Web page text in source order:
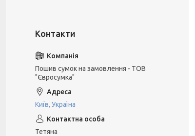
Пошив сумок на замовлення - ТОВ
"Євросумка"
Київ, Україна
Тетяна